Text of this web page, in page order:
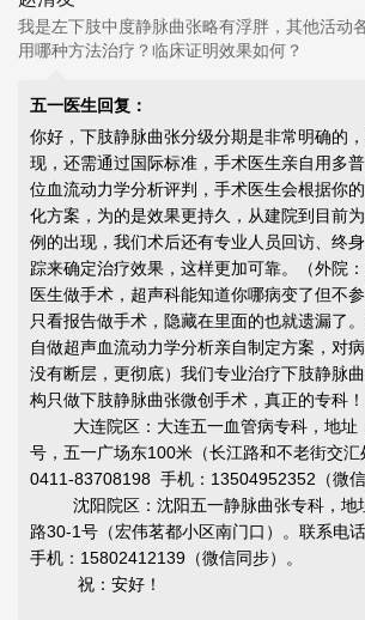
我是左下肢中度静脉曲张略有浮胖，其他活动
用哪种方法治疗？临床证明效果如何？
五一医生回复：
你好，下肢静脉曲张分级分期是非常明确的
现，还需通过国际标准，手术医生亲自用多
位血流动力学分析评判，手术医生会根据你
化方案，为的是效果更持久，从建院到目前
例的出现，我们术后还有专业人员回访、终
踪来确定治疗效果，这样更加可靠。（外院
医生做手术，超声科能知道你哪病变了但不
只看报告做手术，隐藏在里面的也就遗漏了
自做超声血流动力学分析亲自制定方案，对
没有断层，更彻底）我们专业治疗下肢静脉
构只做下肢静脉曲张微创手术，真正的专科！
大连院区：大连五一血管病专科，地址
号，五一广场东100米（长江路和不老街交汇
0411-83708198 手机：13504952352（微信
沈阳院区：沈阳五一静脉曲张专科，地
路30-1号（宏伟茗都小区南门口）。联系电
手机：15802412139（微信同步）。
祝：安好！